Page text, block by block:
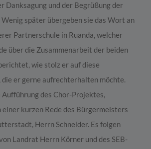
Danksagung und der Begrüßung der
Wenig später übergeben sie das Wort an
Partnerschule in Ruanda, welcher
über die Zusammenarbeit der beiden
wie stolz er auf diese
er gerne aufrechterhalten möchte.
des Chor-Projektes,
kurzen Rede des Bürgermeisters
Herrn Schneider. Es folgen
Landrat Herrn Körner und des SEB-